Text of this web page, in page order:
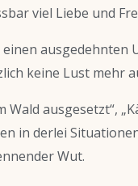
viel Liebe und
ausgedehnten
keine Lust mehr
ausgesetzt“,
in derlei
Wut.